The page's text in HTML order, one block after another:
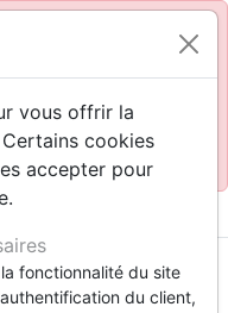
Se connecter
de la Bible
vous offrir la
cookies
accepter pour
fonctionnalité du site
du client,